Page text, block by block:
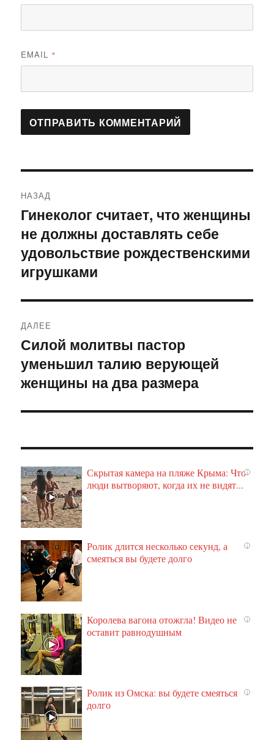
EMAIL *
по
записям
НАЗАД
Предыдущая
запись:
Гинеколог считает, что женщины
не должны доставлять себе
удовольствие рождественскими
игрушками
ДАЛЕЕ
Следующая
запись:
Силой молитвы пастор
уменьшил талию верующей
женщины на два размера
i
Скрытая камера на пляже Крыма: Что
люди вытворяют, когда их не видят...
i
Ролик длится несколько секунд, а
смеяться вы будете долго
i
Королева вагона отожгла! Видео не
оставит равнодушным
i
Ролик из Омска: вы будете смеяться
долго